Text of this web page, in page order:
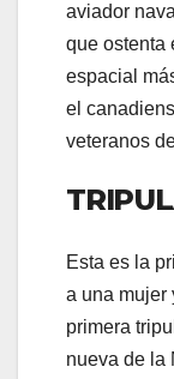
aviador
que ostenta
espacial
el
veteranos
Esta es la
a una mujer
primera
nueva de la